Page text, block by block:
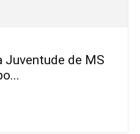
Juventude de MS